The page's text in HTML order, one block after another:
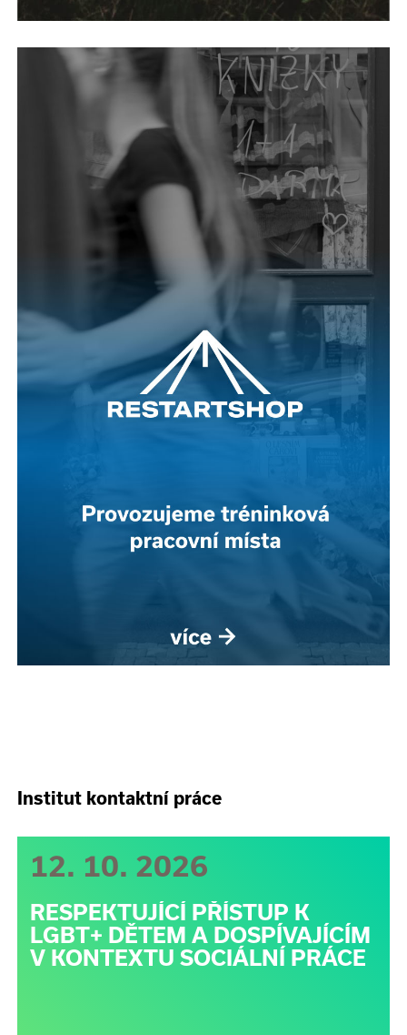
Institut kontaktní práce
12. 10. 2026
RESPEKTUJÍCÍ PŘÍSTUP K
LGBT+ DĚTEM A DOSPÍVAJÍCÍM
V KONTEXTU SOCIÁLNÍ PRÁCE